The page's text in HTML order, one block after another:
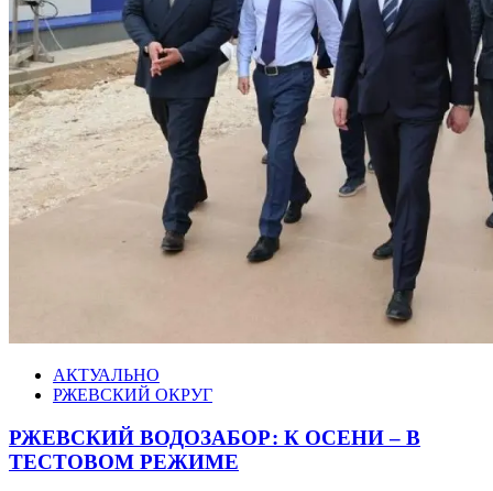
АКТУАЛЬНО
РЖЕВСКИЙ ОКРУГ
РЖЕВСКИЙ ВОДОЗАБОР: К ОСЕНИ – В
ТЕСТОВОМ РЕЖИМЕ